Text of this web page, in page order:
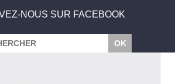
NOUS SUR FACEBOOK